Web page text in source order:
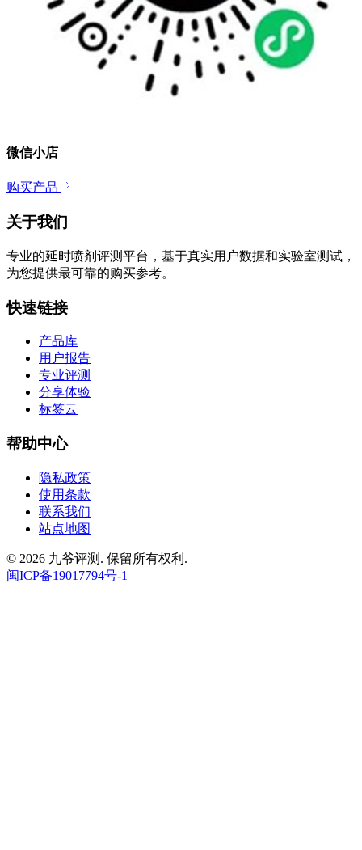
微信小店
购买产品
关于我们
专业的延时喷剂评测平台，基于真实用户数据和实验室测试，
为您提供最可靠的购买参考。
快速链接
产品库
用户报告
专业评测
分享体验
标签云
帮助中心
隐私政策
使用条款
联系我们
站点地图
© 2026 九爷评测. 保留所有权利.
闽ICP备19017794号-1